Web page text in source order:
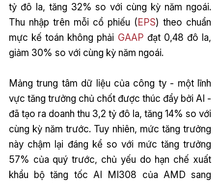
tỷ đô la, tăng 32% so với cùng kỳ năm ngoái.
Thu nhập trên mỗi cổ phiếu (EPS) theo chuẩn
mực kế toán không phải GAAP đạt 0,48 đô la,
giảm 30% so với cùng kỳ năm ngoái.
Mảng trung tâm dữ liệu của công ty - một lĩnh
vực tăng trưởng chủ chốt được thúc đẩy bởi AI -
đã tạo ra doanh thu 3,2 tỷ đô la, tăng 14% so với
cùng kỳ năm trước. Tuy nhiên, mức tăng trưởng
này chậm lại đáng kể so với mức tăng trưởng
57% của quý trước, chủ yếu do hạn chế xuất
khẩu bộ tăng tốc AI MI308 của AMD sang